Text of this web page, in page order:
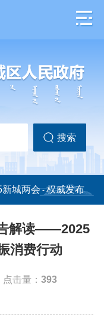
搜索
政务公开
政民互动
新城两会-权威发布
告解读——2025
消费行动
点击量： 393